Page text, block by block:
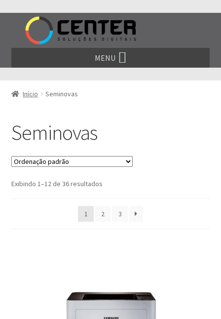
para
navegação
para
MENU
Início Seminovas
Seminovas
Exibindo 1–12 de 36 resultados
1 2 3